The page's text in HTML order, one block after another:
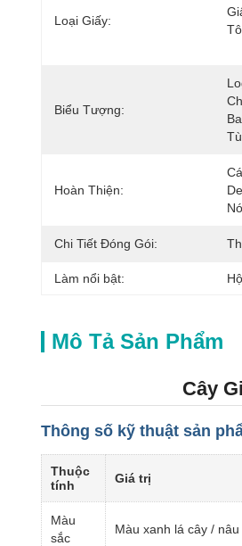
Loại Giấy:
Biểu Tượng:
Hoàn Thiện:
Chi Tiết Đóng Gói:
Làm nổi bật:
Mô Tả Sản Phẩm
Cây
Thông số kỹ thuật sản
Thuộc
tính
Giá trị
Màu
sắc
Màu xanh lá cây /